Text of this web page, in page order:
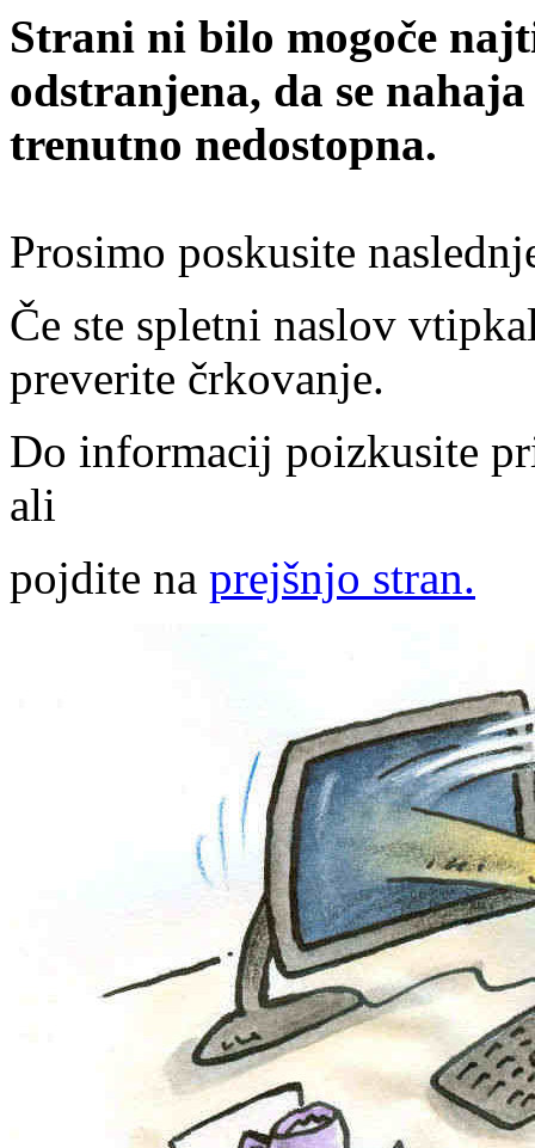
Strani ni bilo mogoče
odstranjena, da se
trenutno nedostopna.
Prosimo poskusite
Če ste spletni naslov
preverite črkovanje.
Do informacij poizkusite
ali
pojdite na prejšnjo stran.